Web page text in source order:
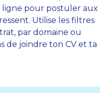
pour postuler aux
Utilise les filtres
par domaine ou
de joindre ton CV et ta